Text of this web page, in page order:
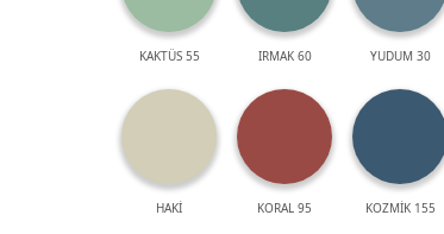
KAKTÜS 55 IRMAK 60 YUDUM 30
HAKİ KORAL 95 KOZMİK 155